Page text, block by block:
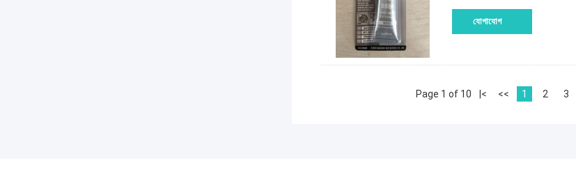
যোগাযোগ
Page 1 of 10 |< << 1 2 3